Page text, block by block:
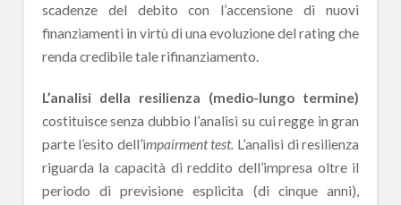
scadenze del debito con l’accensione di nuovi
finanziamenti in virtù di una evoluzione del rating che
renda credibile tale rifinanziamento.
L’analisi della resilienza (medio-lungo termine)
costituisce senza dubbio l’analisi su cui regge in gran
parte l’esito dell’impairment test. L’analisi di resilienza
riguarda la capacità di reddito dell’impresa oltre il
periodo di previsione esplicita (di cinque anni),